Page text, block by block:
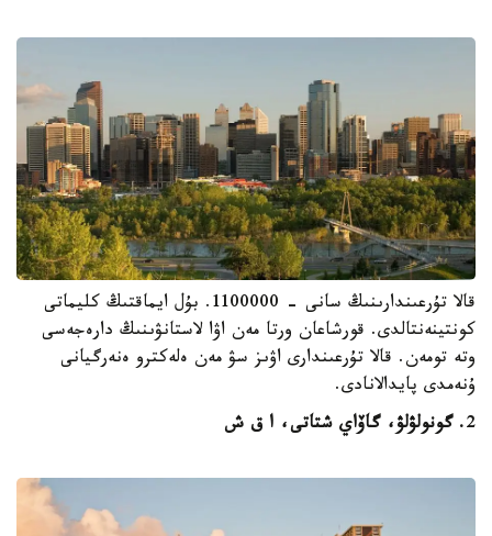
قالا تۇرعىندارىنىڭ سانى - 1100000. بۇل ايماقتىڭ كليماتى
كونتينەنتالدى. قورشاعان ورتا مەن اۋا لاستانۋىنىڭ دارەجەسى
وتە تومەن. قالا تۇرعىندارى اۋىز سۋ مەن ەلەكترو ەنەرگيانى
ۇنەمدى پايدالانادى.
2. گونولۋلۋ، گاۆاي شتاتى، ا ق ش